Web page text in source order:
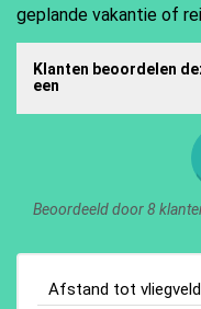
geplande vakantie of
Klanten beoordelen
een
Beoordeeld door 8
Afstand tot vliegveld